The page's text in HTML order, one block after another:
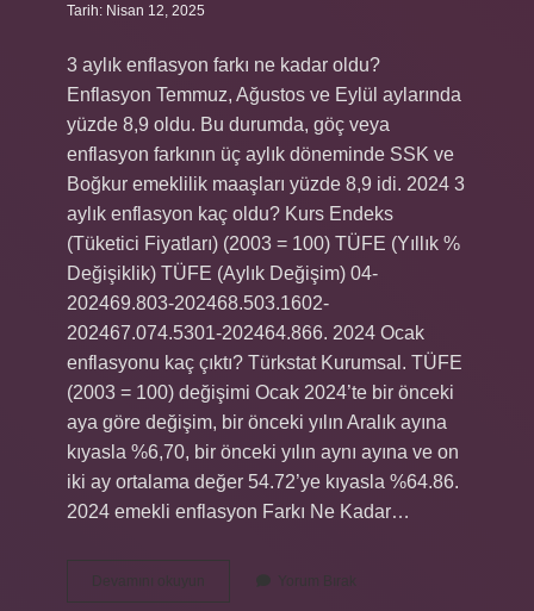
Tarih: Nisan 12, 2025
3 aylık enflasyon farkı ne kadar oldu?
Enflasyon Temmuz, Ağustos ve Eylül aylarında
yüzde 8,9 oldu. Bu durumda, göç veya
enflasyon farkının üç aylık döneminde SSK ve
Boğkur emeklilik maaşları yüzde 8,9 idi. 2024 3
aylık enflasyon kaç oldu? Kurs Endeks
(Tüketici Fiyatları) (2003 = 100) TÜFE (Yıllık %
Değişiklik) TÜFE (Aylık Değişim) 04-
202469.803-202468.503.1602-
202467.074.5301-202464.866. 2024 Ocak
enflasyonu kaç çıktı? Türkstat Kurumsal. TÜFE
(2003 = 100) değişimi Ocak 2024’te bir önceki
aya göre değişim, bir önceki yılın Aralık ayına
kıyasla %6,70, bir önceki yılın aynı ayına ve on
iki ay ortalama değer 54.72’ye kıyasla %64.86.
2024 emekli enflasyon Farkı Ne Kadar…
Devamını okuyun
Aylık
Yorum Bırak